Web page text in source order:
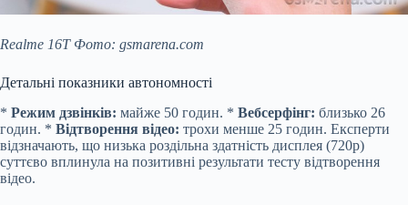
Realme 16T Фото: gsmarena.com
Детальні показники автономності
* Режим дзвінків: майже 50 годин. * Вебсерфінг: близько 26
годин. * Відтворення відео: трохи менше 25 годин. Експерти
відзначають, що низька роздільна здатність дисплея (720p)
суттєво вплинула на позитивні результати тесту відтворення
відео.